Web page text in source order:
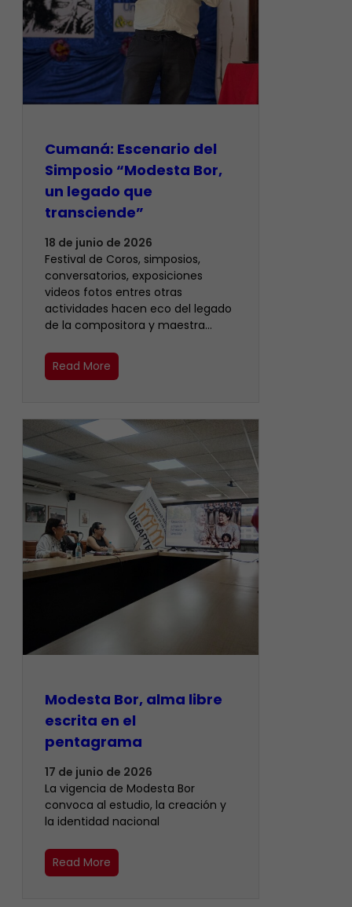
Cumaná: Escenario del
Simposio “Modesta Bor,
un legado que
transciende”
18 de junio de 2026
Festival de Coros, simposios,
conversatorios, exposiciones
videos fotos entres otras
actividades hacen eco del legado
de la compositora y maestra…
Read More
Modesta Bor, alma libre
escrita en el
pentagrama
17 de junio de 2026
La vigencia de Modesta Bor
convoca al estudio, la creación y
la identidad nacional
Read More